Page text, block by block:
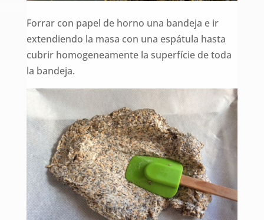
Forrar con papel de horno una bandeja e ir
extendiendo la masa con una espátula hasta
cubrir homogeneamente la superfície de toda
la bandeja.